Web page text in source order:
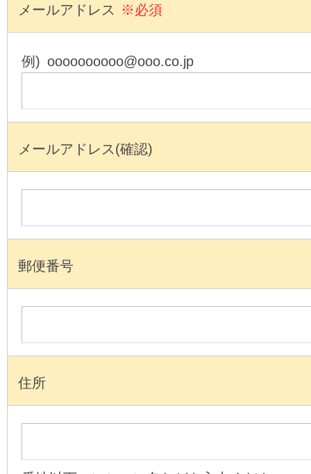
メールアドレス ※必須
例) oooooooooo@ooo.co.jp
メールアドレス(確認)
郵便番号
住所